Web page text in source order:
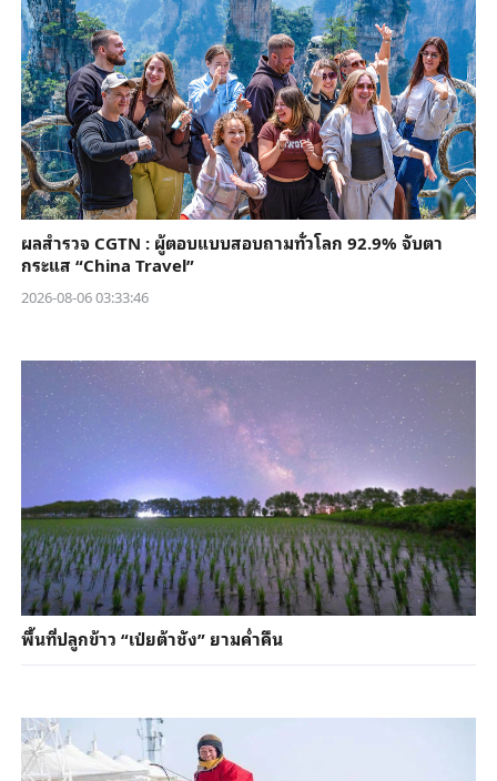
ผลสำรวจ CGTN : ผู้ตอบแบบสอบถามทั่วโลก 92.9% จับตา
กระแส “China Travel”
2026-08-06 03:33:46
พื้นที่ปลูกข้าว “เป่ยต้าชัง” ยามค่ำคืน